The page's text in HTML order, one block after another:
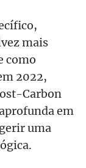
mais
como
2022,
Carbon
em
uma